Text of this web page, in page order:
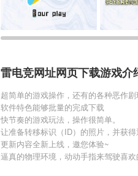
雷电竞网址网页下载游戏介
超简单的游戏操作，还有的各种恶作
软件特色能够批量的完成下载
快节奏的游戏玩法，操作很简单。
让准备转移标识（ID）的照片，并获
更新内容全新上线，邀您体验~
逼真的物理环境，动动手指来驾驶喜